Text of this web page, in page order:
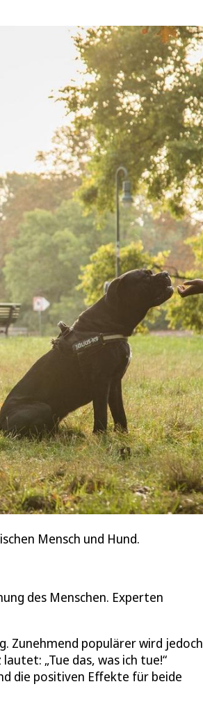
Mensch und Hund.
des Menschen. Experten
Zunehmend populärer wird jedoch
„Tue das, was ich tue!“
die positiven Effekte für beide